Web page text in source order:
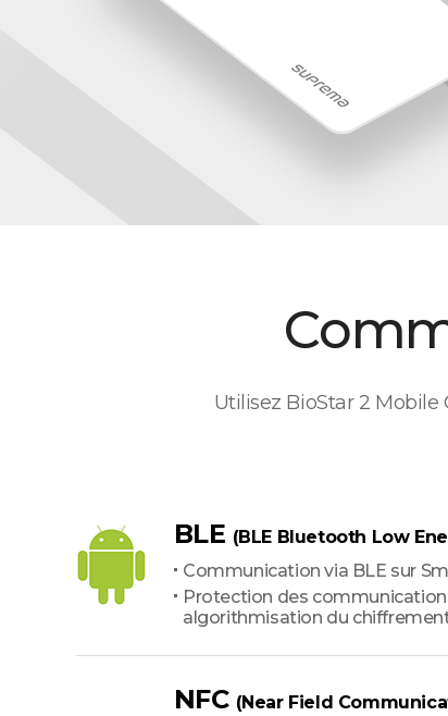
Utilisez BioStar 2
BLE (BLE Bluetooth Low
Communication via BLE sur
Protection des
algorithmisation du
NFC (Near Field